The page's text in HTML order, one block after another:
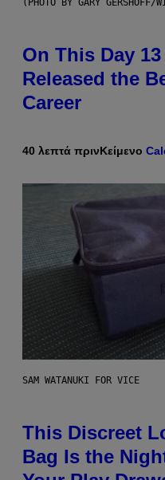
On This Day
Released the
Career
40 λεπτά πρινΚείμενο
SAM WATANUKI FOR VICE
This Discreet
Bag Is the